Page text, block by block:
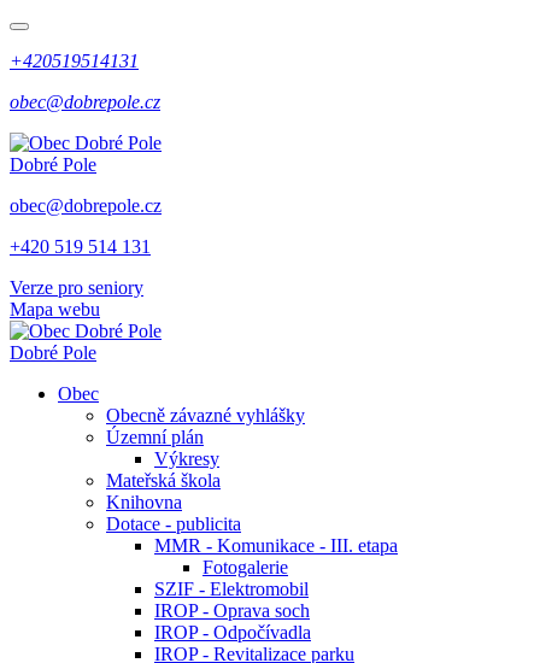
+420519514131
obec@dobrepole.cz
Dobré Pole
obec@dobrepole.cz
+420 519 514 131
Verze pro seniory
Mapa webu
Dobré Pole
Obec
Obecně závazné vyhlášky
Územní plán
Výkresy
Mateřská škola
Knihovna
Dotace - publicita
MMR - Komunikace - III. etapa
Fotogalerie
SZIF - Elektromobil
IROP - Oprava soch
IROP - Odpočívadla
IROP - Revitalizace parku